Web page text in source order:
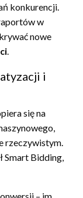
konkurencji.
w
nowe
.
i
się na
rzeczywistym.
Smart Bidding,